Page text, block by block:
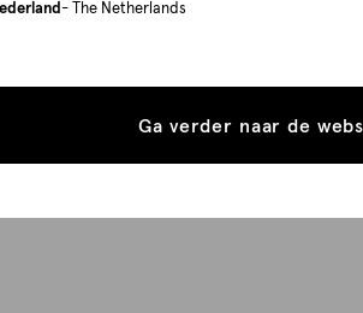
- The Netherlands
Ga verder naar de